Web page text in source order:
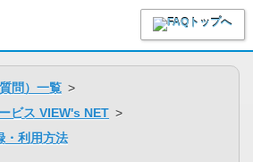
問）一覧 >
ビス VIEW's NET >
・利用方法